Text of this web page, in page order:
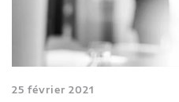
25 février 2021